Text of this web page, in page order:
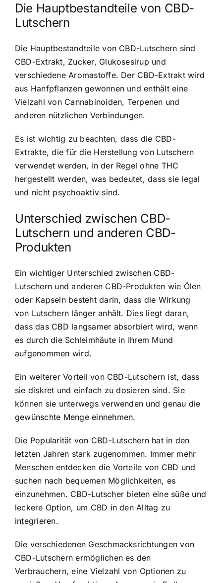
Die Hauptbestandteile von CBD-
Lutschern
Die Hauptbestandteile von CBD-Lutschern sind
CBD-Extrakt, Zucker, Glukosesirup und
verschiedene Aromastoffe. Der CBD-Extrakt wird
aus Hanfpflanzen gewonnen und enthält eine
Vielzahl von Cannabinoiden, Terpenen und
anderen nützlichen Verbindungen.
Es ist wichtig zu beachten, dass die CBD-
Extrakte, die für die Herstellung von Lutschern
verwendet werden, in der Regel ohne THC
hergestellt werden, was bedeutet, dass sie legal
und nicht psychoaktiv sind.
Unterschied zwischen CBD-
Lutschern und anderen CBD-
Produkten
Ein wichtiger Unterschied zwischen CBD-
Lutschern und anderen CBD-Produkten wie Ölen
oder Kapseln besteht darin, dass die Wirkung
von Lutschern länger anhält. Dies liegt daran,
dass das CBD langsamer absorbiert wird, wenn
es durch die Schleimhäute in Ihrem Mund
aufgenommen wird.
Ein weiterer Vorteil von CBD-Lutschern ist, dass
sie diskret und einfach zu dosieren sind. Sie
können sie unterwegs verwenden und genau die
gewünschte Menge einnehmen.
Die Popularität von CBD-Lutschern hat in den
letzten Jahren stark zugenommen. Immer mehr
Menschen entdecken die Vorteile von CBD und
suchen nach bequemen Möglichkeiten, es
einzunehmen. CBD-Lutscher bieten eine süße und
leckere Option, um CBD in den Alltag zu
integrieren.
Die verschiedenen Geschmacksrichtungen von
CBD-Lutschern ermöglichen es den
Verbrauchern, eine Vielzahl von Optionen zu